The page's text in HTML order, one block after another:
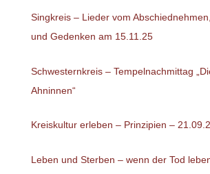
Singkreis – Lieder vom
und Gedenken am 15.11.25
Schwesternkreis – Tempelnachmittag
Ahninnen“
Kreiskultur erleben – Prinzipien –
Leben und Sterben – wenn der Tod